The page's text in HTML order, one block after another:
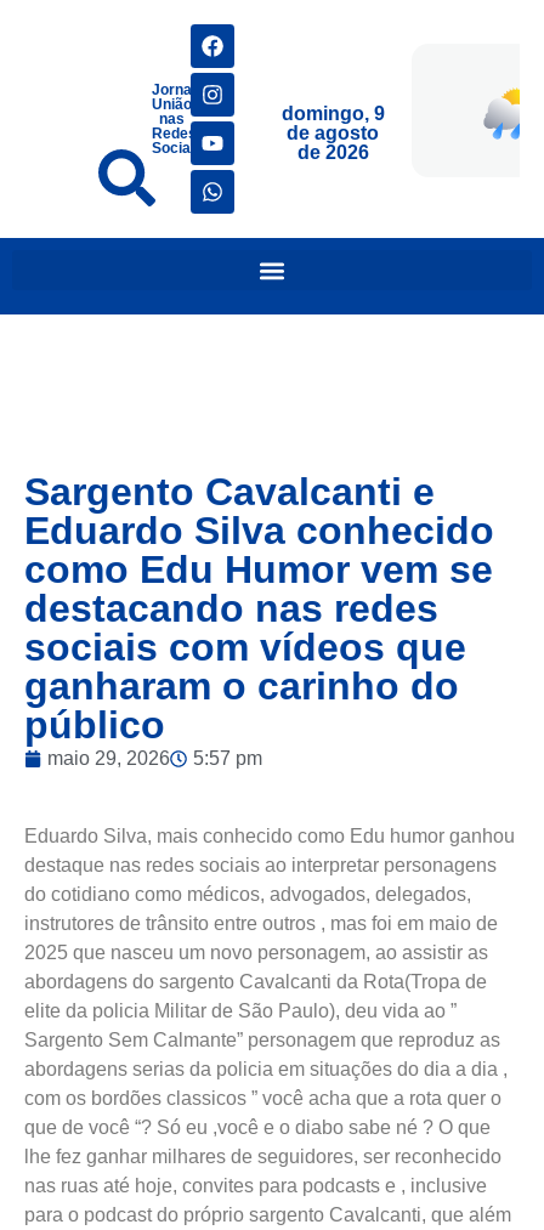
Jornais
União
nas
Redes
Sociais
domingo, 9
de agosto
de 2026
Sargento Cavalcanti e
Eduardo Silva conhecido
como Edu Humor vem se
destacando nas redes
sociais com vídeos que
ganharam o carinho do
público
maio 29, 2026 5:57 pm
Eduardo Silva, mais conhecido como Edu humor ganhou
destaque nas redes sociais ao interpretar personagens
do cotidiano como médicos, advogados, delegados,
instrutores de trânsito entre outros , mas foi em maio de
2025 que nasceu um novo personagem, ao assistir as
abordagens do sargento Cavalcanti da Rota(Tropa de
elite da policia Militar de São Paulo), deu vida ao ”
Sargento Sem Calmante” personagem que reproduz as
abordagens serias da policia em situações do dia a dia ,
com os bordões classicos ” você acha que a rota quer o
que de você “? Só eu ,você e o diabo sabe né ? O que
lhe fez ganhar milhares de seguidores, ser reconhecido
nas ruas até hoje, convites para podcasts e , inclusive
para o podcast do próprio sargento Cavalcanti, que além